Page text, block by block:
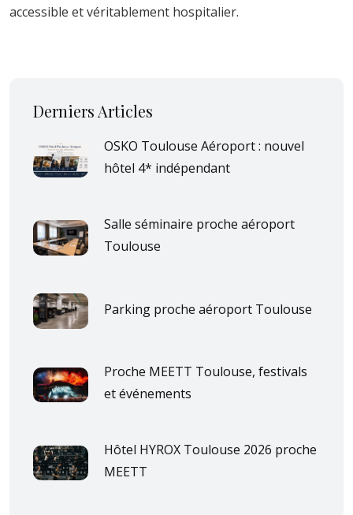
accessible et véritablement hospitalier.
Derniers Articles
OSKO Toulouse Aéroport : nouvel
hôtel 4* indépendant
Salle séminaire proche aéroport
Toulouse
Parking proche aéroport Toulouse
Proche MEETT Toulouse, festivals
et événements
Hôtel HYROX Toulouse 2026 proche
MEETT